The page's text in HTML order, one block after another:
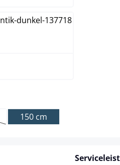
Option ist zurzeit nicht verfügbar.)
150 cm